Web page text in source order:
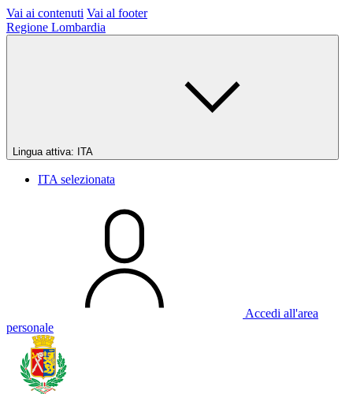
Vai ai contenuti Vai al footer
Regione Lombardia
Lingua attiva: ITA
ITA selezionata
Accedi all'area
personale